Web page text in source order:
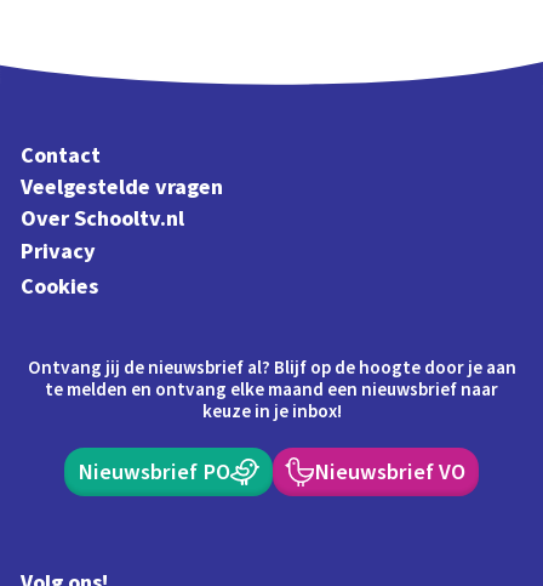
Contact
Veelgestelde vragen
Over Schooltv.nl
Privacy
Cookies
Ontvang jij de nieuwsbrief al? Blijf op de hoogte door je aan
te melden en ontvang elke maand een nieuwsbrief naar
keuze in je inbox!
Nieuwsbrief PO Nieuwsbrief VO